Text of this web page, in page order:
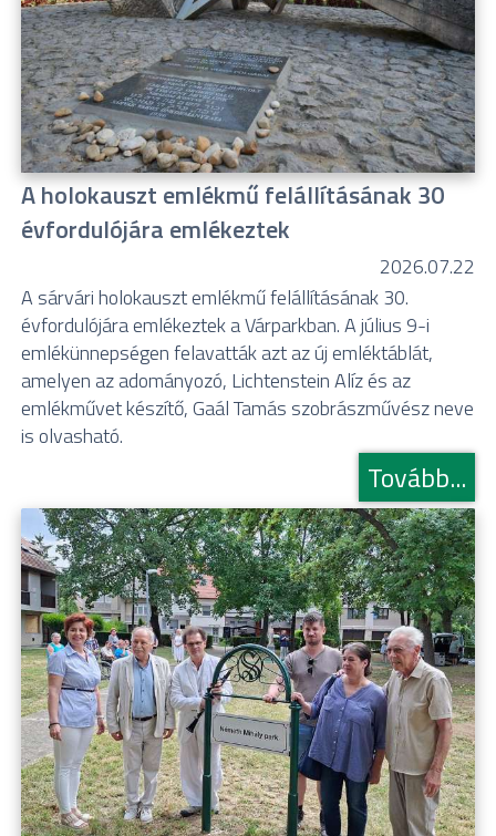
A holokauszt emlékmű felállításának 30
évfordulójára emlékeztek
2026.07.22
A sárvári holokauszt emlékmű felállításának 30.
évfordulójára emlékeztek a Várparkban. A július 9-i
emlékünnepségen felavatták azt az új emléktáblát,
amelyen az adományozó, Lichtenstein Alíz és az
emlékművet készítő, Gaál Tamás szobrászművész neve
is olvasható.
Tovább...